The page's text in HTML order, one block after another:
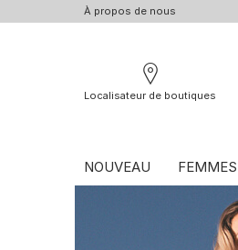
À propos de nous
Localisateur de boutiques
NOUVEAU FEMMES